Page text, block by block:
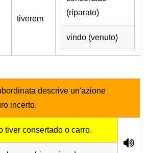
(riparato)
vindo (venuto)
tiverem
descrive un'azione
incerto.
tiver consertado o carro.